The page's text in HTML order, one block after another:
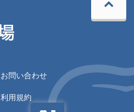
お問い合わせ
利用規約